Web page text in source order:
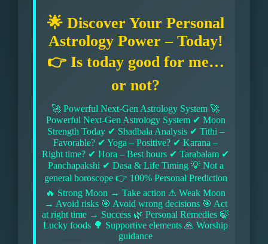
🌟 Discover Your Personal
Astrology Power – Today!
👉 Is today good for me…
or not?
🚀 Powerful Next-Gen Astrology System 🚀
Powerful Next-Gen Astrology System ✔ Moon
Strength Today ✔ Shadbala Analysis ✔ Tithi –
Favorable? ✔ Yoga – Positive? ✔ Karana –
Right time? ✔ Hora – Best hours ✔ Tarabalam ✔
Panchapakshi ✔ Dasa & Life Timing 💡 Not a
general horoscope 👉 100% Personal Prediction
🔥 Strong Moon → Take action ⚠ Weak Moon
→ Avoid risks 🎯 Avoid wrong decisions 🎯 Act
at right time → Success 🌿 Personal Remedies 🍃
Lucky foods 🌳 Supportive elements 🙏 Worship
guidance